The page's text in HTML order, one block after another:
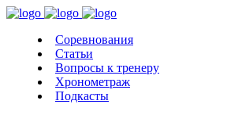
Соревнования
Статьи
Вопросы к тренеру
Хронометраж
Подкасты